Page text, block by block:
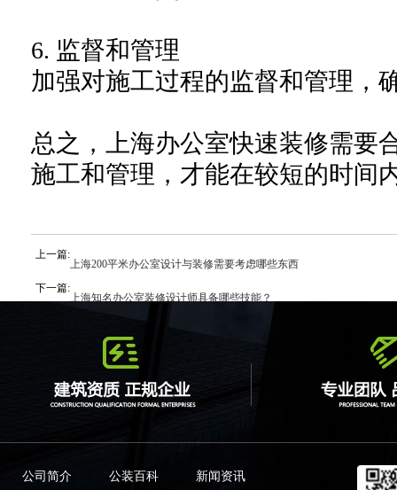
6. 监督和管理
加强对施工过程的监督和管理，
总之，上海办公室快速装修需要
施工和管理，才能在较短的时间
上一篇:上海200平米办公室设计与装修需要考虑哪些东西
下一篇:上海知名办公室装修设计师具备哪些技能？
公司简介 公装百科 新闻资讯